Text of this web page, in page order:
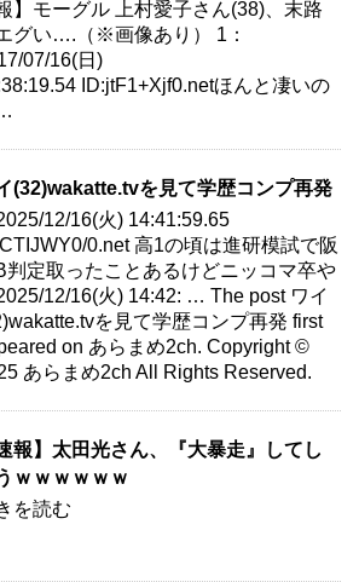
】モーグル 上村愛子さん(38)、末路
グい….（※画像あり） 1：
07/16(日)
ID:jtF1+Xjf0.netほんと凄いの
(32)wakatte.tvを見て学歴コンプ再発
12/16(火) 14:41:59.65
0.net 高1の頃は進研模試で阪
判定取ったことあるけどニッコマ卒や
12/16(火) 14:42: … The post ワイ
を見て学歴コンプ再発 first
on あらまめ2ch. Copyright ©
あらまめ2ch All Rights Reserved.
速報】太田光さん、『大暴走』してし
ｗｗｗｗｗｗ
を読む